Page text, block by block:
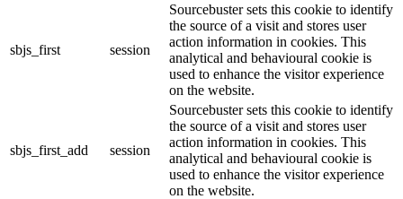
sbjs_first session
Sourcebuster sets this cookie to identify
the source of a visit and stores user
action information in cookies. This
analytical and behavioural cookie is
used to enhance the visitor experience
on the website.
sbjs_first_add session
Sourcebuster sets this cookie to identify
the source of a visit and stores user
action information in cookies. This
analytical and behavioural cookie is
used to enhance the visitor experience
on the website.